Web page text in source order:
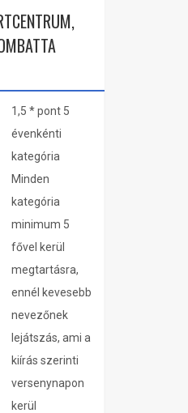
1,5 * pont 5
évenkénti
kategória
Minden
kategória
minimum 5
fővel kerül
megtartásra,
ennél kevesebb
nevezőnek
lejátszás, ami a
kiírás szerinti
versenynapon
kerül